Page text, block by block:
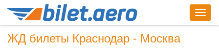
ЖД билеты Краснодар - Москва